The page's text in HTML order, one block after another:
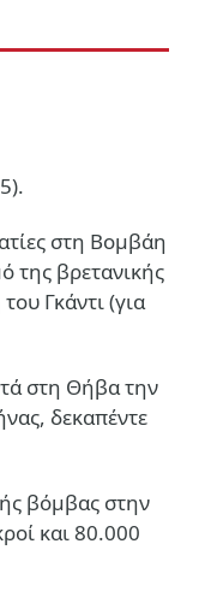
στη Βομβάη
της βρετανικής
Γκάντι (για
στη Θήβα την
δεκαπέντε
βόμβας στην
και 80.000